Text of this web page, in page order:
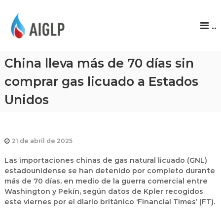
P
..
China lleva más de 70 días sin
comprar gas licuado a Estados
Unidos
21 de abril de 2025
Las importaciones chinas de gas natural licuado (GNL)
estadounidense se han detenido por completo durante
más de 70 días, en medio de la guerra comercial entre
Washington y Pekín, según datos de Kpler recogidos
este viernes por el diario británico ‘Financial Times’ (FT).